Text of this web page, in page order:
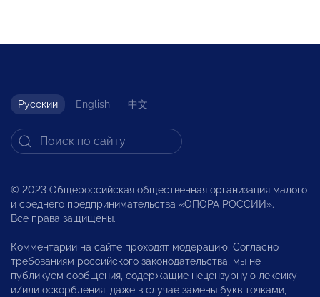
Русский English 中文
© 2023 Общероссийская общественная организация малого
и среднего предпринимательства «ОПОРА РОССИИ».
Все права защищены.
Комментарии на сайте проходят модерацию. Согласно
требованиям российского законодательства, мы не
публикуем сообщения, содержащие нецензурную лексику
и/или оскорбления, даже в случае замены букв точками,